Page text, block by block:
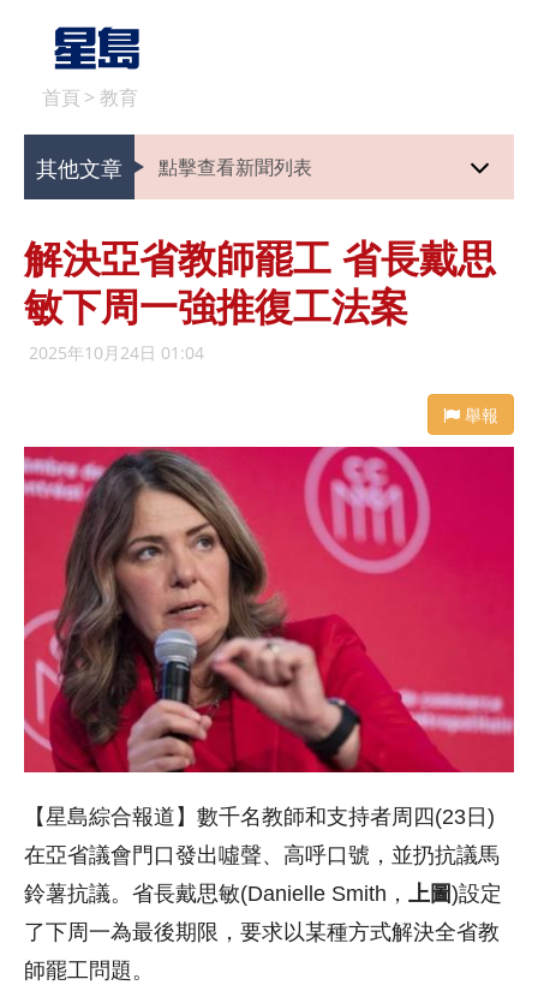
首頁 > 教育
其他文章 點擊查看新聞列表
解決亞省教師罷工 省長戴思
敏下周一強推復工法案
2025年10月24日 01:04
舉報
【星島綜合報道】數千名教師和支持者周四(23日)
在亞省議會門口發出噓聲、高呼口號，並扔抗議馬
鈴薯抗議。省長戴思敏(Danielle Smith， 上圖)設定
了下周一為最後期限，要求以某種方式解決全省教
師罷工問題。